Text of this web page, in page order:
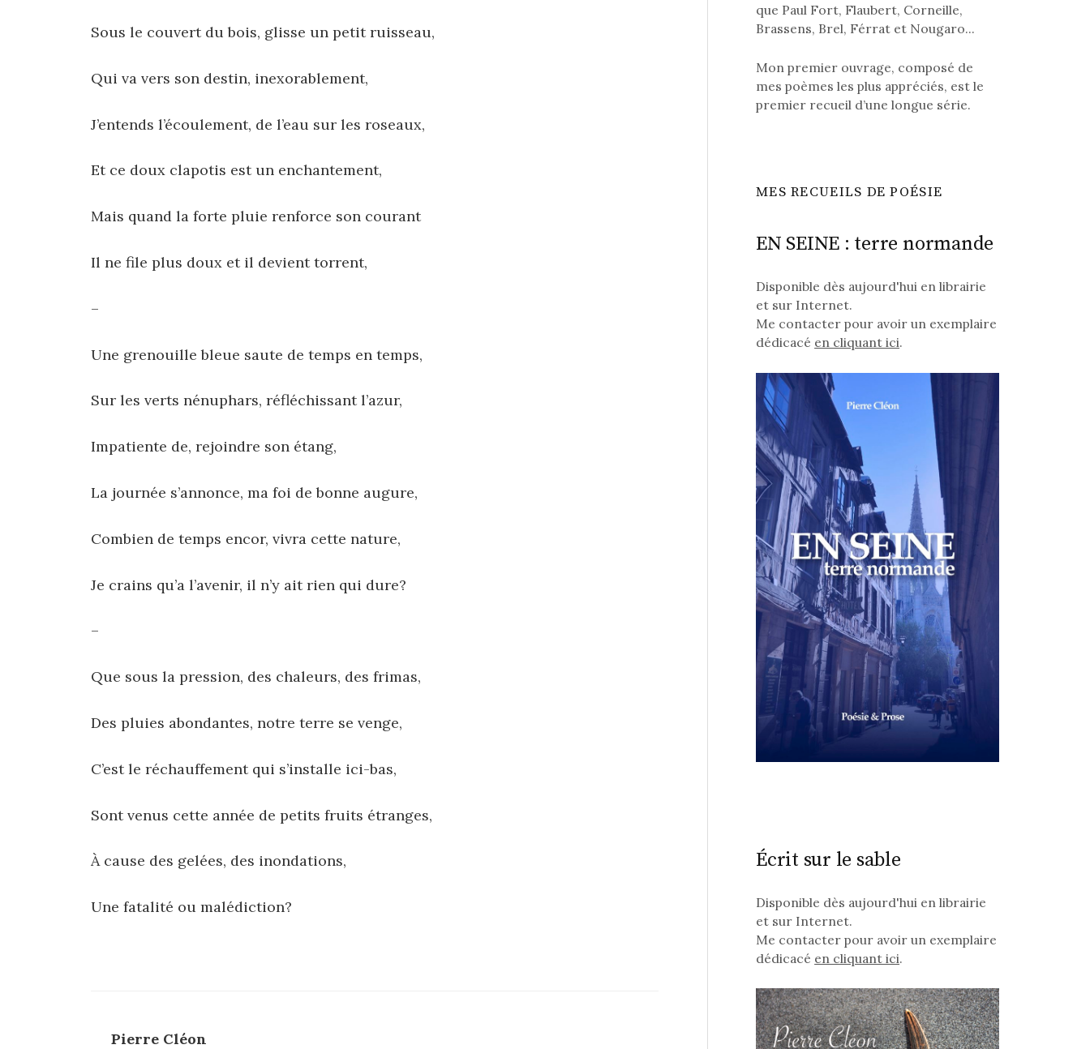
Sous le couvert du bois, glisse un petit ruisseau,
Qui va vers son destin, inexorablement,
J’entends l’écoulement, de l’eau sur les roseaux,
Et ce doux clapotis est un enchantement,
Mais quand la forte pluie renforce son courant
Il ne file plus doux et il devient torrent,
–
Une grenouille bleue saute de temps en temps,
Sur les verts nénuphars, réfléchissant l’azur,
Impatiente de, rejoindre son étang,
La journée s’annonce, ma foi de bonne augure,
Combien de temps encor, vivra cette nature,
Je crains qu’a l’avenir, il n’y ait rien qui dure?
–
Que sous la pression, des chaleurs, des frimas,
Des pluies abondantes, notre terre se venge,
C’est le réchauffement qui s’installe ici-bas,
Sont venus cette année de petits fruits étranges,
À cause des gelées, des inondations,
Une fatalité ou malédiction?
Pierre Cléon
que Paul Fort, Flaubert, Corneille,
Brassens, Brel, Férrat et Nougaro...
Mon premier ouvrage, composé de
mes poèmes les plus appréciés, est le
premier recueil d’une longue série.
MES RECUEILS DE POÉSIE
EN SEINE : terre normande
Disponible dès aujourd'hui en librairie
et sur Internet.
Me contacter pour avoir un exemplaire
dédicacé en cliquant ici.
Écrit sur le sable
Disponible dès aujourd'hui en librairie
et sur Internet.
Me contacter pour avoir un exemplaire
dédicacé en cliquant ici.